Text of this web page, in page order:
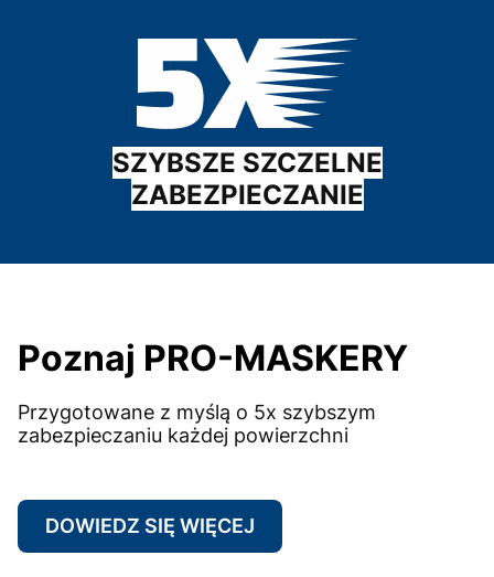
SZYBSZE SZCZELNE
ZABEZPIECZANIE
Poznaj PRO-MASKERY
Przygotowane z myślą o 5x szybszym
zabezpieczaniu każdej powierzchni
DOWIEDZ SIĘ WIĘCEJ